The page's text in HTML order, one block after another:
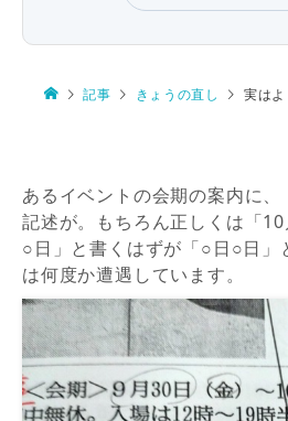
記事 きょうの直し 実はよ
あるイベントの会期の案内に、
記述が。もちろん正しくは「10
○日」と書くはずが「○日○日」
は何度か遭遇しています。